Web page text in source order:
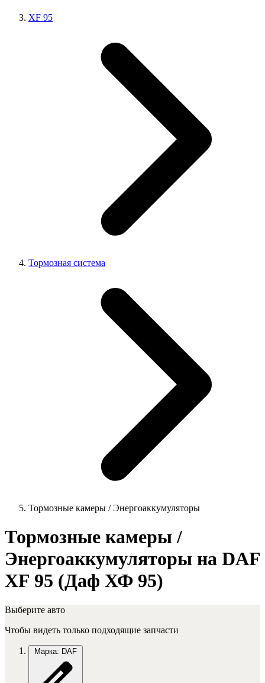
XF 95
Тормозная система
Тормозные камеры / Энергоаккумуляторы
Тормозные камеры /
Энергоаккумуляторы на DAF
XF 95 (Даф ХФ 95)
Выберите авто
Чтобы видеть только подходящие запчасти
Марка: DAF